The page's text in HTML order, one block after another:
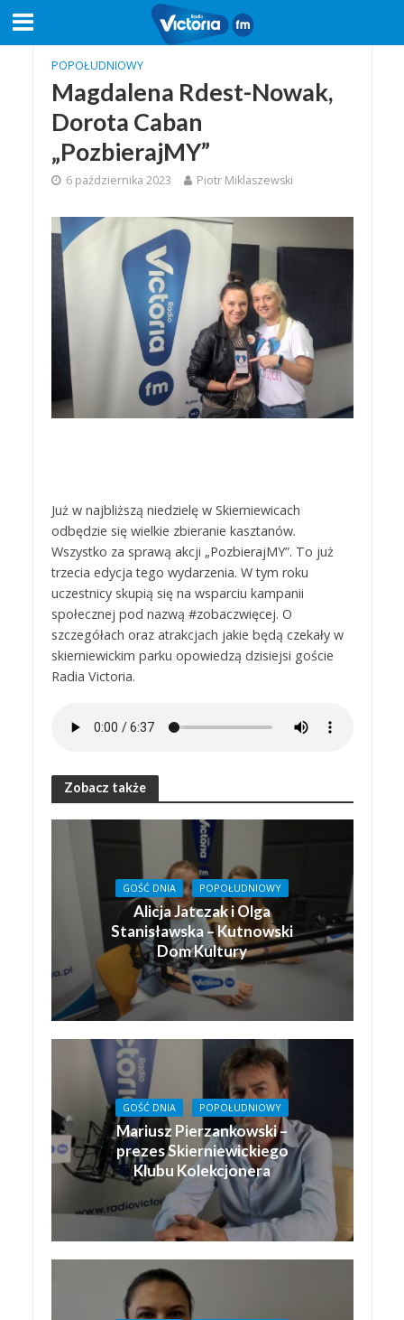
POPOŁUDNIOWY
Magdalena Rdest-Nowak,
Dorota Caban
„PozbierajMY”
6 października 2023 Piotr Miklaszewski
Już w najbliższą niedzielę w Skierniewicach
odbędzie się wielkie zbieranie kasztanów.
Wszystko za sprawą akcji „PozbierajMY”. To już
trzecia edycja tego wydarzenia. W tym roku
uczestnicy skupią się na wsparciu kampanii
społecznej pod nazwą #zobaczwięcej. O
szczegółach oraz atrakcjach jakie będą czekały w
skierniewickim parku opowiedzą dzisiejsi goście
Radia Victoria.
Zobacz także
GOŚĆ DNIA POPOŁUDNIOWY
Alicja Jatczak i Olga
Stanisławska – Kutnowski
Dom Kultury
GOŚĆ DNIA POPOŁUDNIOWY
Mariusz Pierzankowski –
prezes Skierniewickiego
Klubu Kolekcjonera